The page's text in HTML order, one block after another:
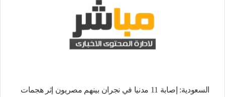
السعودية: إصابة 11 مدنيا في نجران بينهم مصريون إثر هجمات